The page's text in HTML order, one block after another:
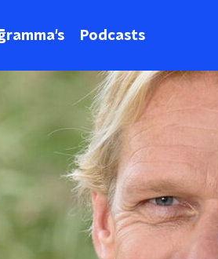
Podcasts